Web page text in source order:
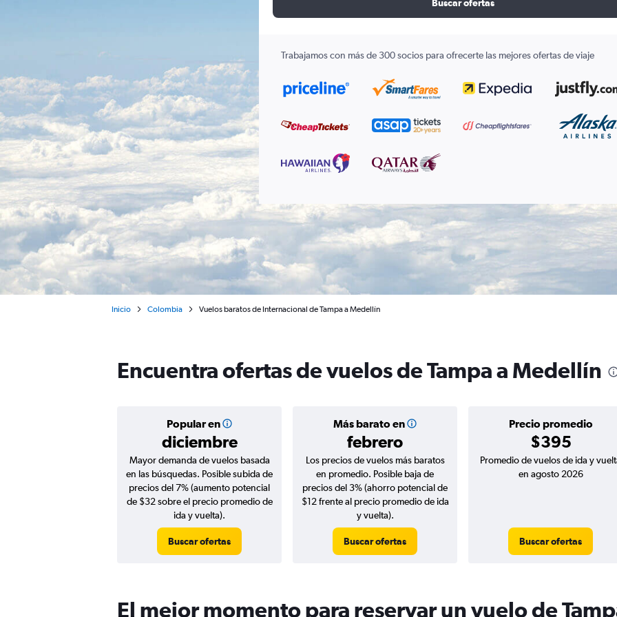
Buscar ofertas
Trabajamos con más de 300 socios para ofrecerte las mejores ofertas de viaje
Inicio Colombia Vuelos baratos de Internacional de Tampa a Medellín
Encuentra ofertas de vuelos de Tampa a Medellín
Popular en
diciembre
Más barato en
febrero
Precio promedio
$395
Mayor demanda de vuelos basada
en las búsquedas. Posible subida de
precios del 7% (aumento potencial
de $32 sobre el precio promedio de
ida y vuelta).
Buscar ofertas
Los precios de vuelos más baratos
en promedio. Posible baja de
precios del 3% (ahorro potencial de
$12 frente al precio promedio de ida
y vuelta).
Buscar ofertas
Promedio de vuelos de ida y
en agosto 2026
Buscar ofertas
El mejor momento para reservar un vuelo de